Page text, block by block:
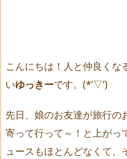
こんにちは！人と仲良くな
いゆっきーです。(*’▽’)
先日、娘のお友達が旅行の
寄って行って～！と上がっ
ュースもほとんどなくて